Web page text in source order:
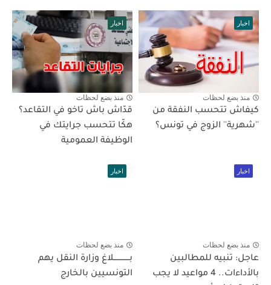
اخبار
منذ بضع لحظات
كيفاش تتحسب النفقة من
''شهرية'' الزوج في تونس؟
اخبار
منذ بضع لحظات
قدّاش باش تاخو في التقاعد؟
هكّا تتحسب جرايتك في
الوظيفة العمومية
اخبار
منذ بضع لحظات
عاجل: تنبيه للمطالبين
بالأداءات.. 4 مواعيد لا يجب
اخبار
منذ بضع لحظات
بـــــــــــــلاغ وزارة النقل يهم
التونسيين بالخارج